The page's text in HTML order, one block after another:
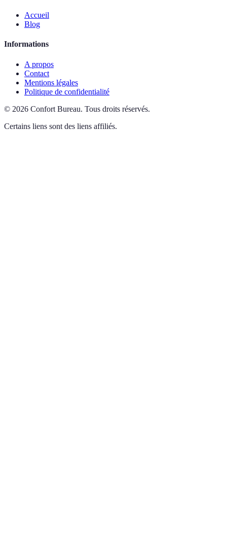
Accueil
Blog
Informations
A propos
Contact
Mentions légales
Politique de confidentialité
© 2026 Confort Bureau. Tous droits réservés.
Certains liens sont des liens affiliés.